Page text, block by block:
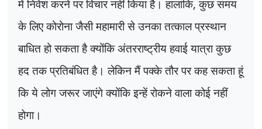
में निवेश करने पर विचार नहीं किया है। हालांकि,कुछ समय
के लिए कोरोना जैसी महामारी से उनका तत्काल प्रस्थान
बाधित हो सकता है क्योंकि अंतरराष्ट्रीय हवाई यात्रा कुछ
हद तक प्रतिबंधित है। लेकिन मैं पक्के तौर पर कह सकता हूं
कि ये लोग जरूर जाएंगे क्योंकि इन्हें रोकने वाला कोई नहीं
होगा।